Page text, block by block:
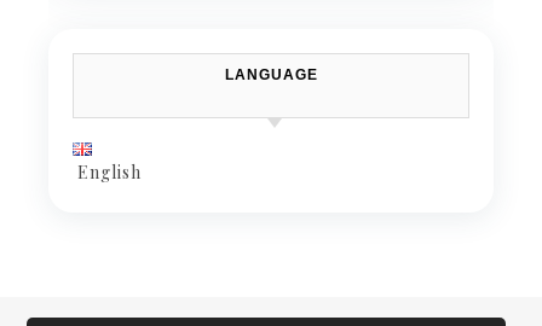
LANGUAGE
English